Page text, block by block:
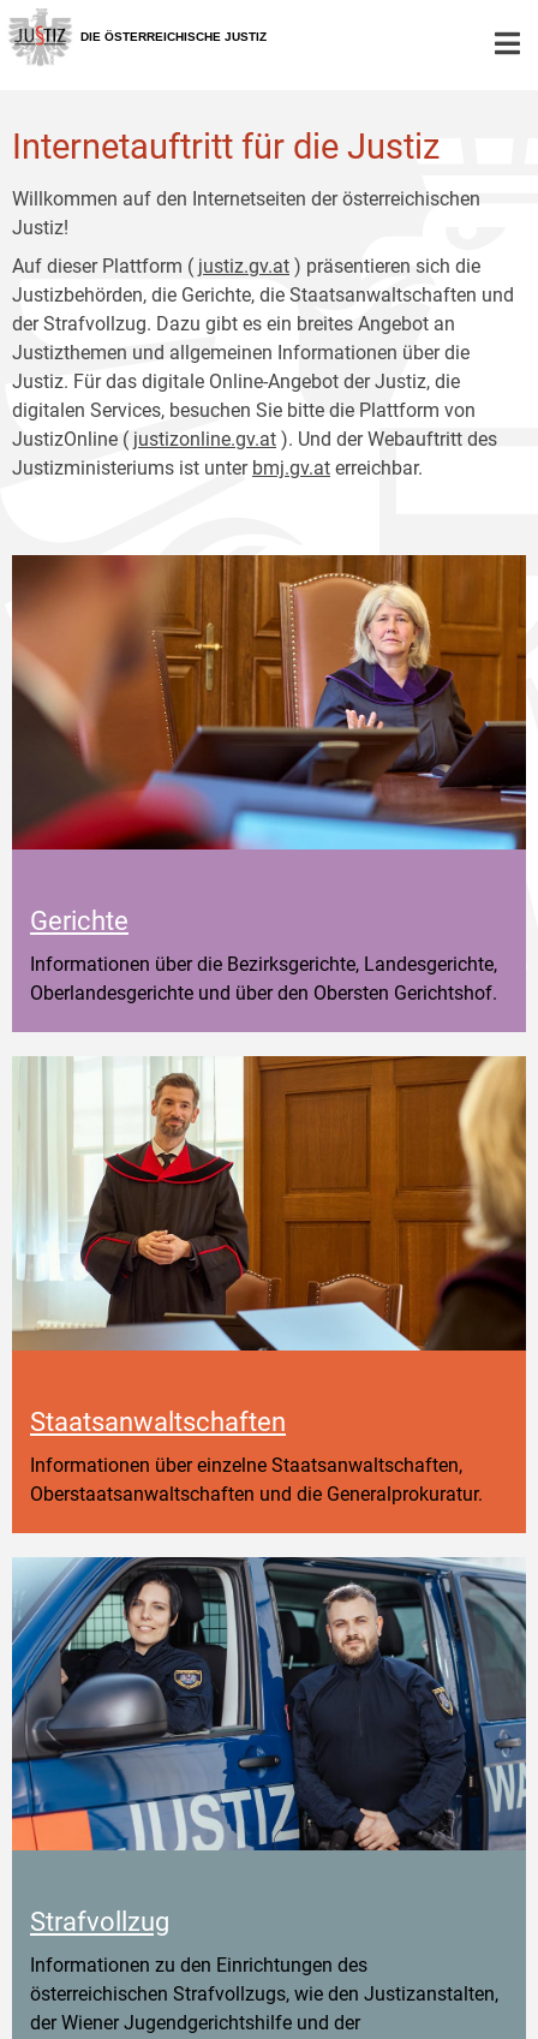
Zur
Hauptnavigation
[1]
Zum
Inhalt
[2]
DIE ÖSTERREICHISCHE JUSTIZ
Internetauftritt für die Justiz
Willkommen auf den Internetseiten der österreichischen
Justiz!
Auf dieser Plattform ( justiz.gv.at ) präsentieren sich die
Justizbehörden, die Gerichte, die Staatsanwaltschaften und
der Strafvollzug. Dazu gibt es ein breites Angebot an
Justizthemen und allgemeinen Informationen über die
Justiz. Für das digitale Online-Angebot der Justiz, die
digitalen Services, besuchen Sie bitte die Plattform von
JustizOnline ( justizonline.gv.at ). Und der Webauftritt des
Justizministeriums ist unter bmj.gv.at erreichbar.
Gerichte
Informationen über die Bezirksgerichte, Landesgerichte,
Oberlandesgerichte und über den Obersten Gerichtshof.
Staatsanwaltschaften
Informationen über einzelne Staatsanwaltschaften,
Oberstaatsanwaltschaften und die Generalprokuratur.
Strafvollzug
Informationen zu den Einrichtungen des
österreichischen Strafvollzugs, wie den Justizanstalten,
der Wiener Jugendgerichtshilfe und der